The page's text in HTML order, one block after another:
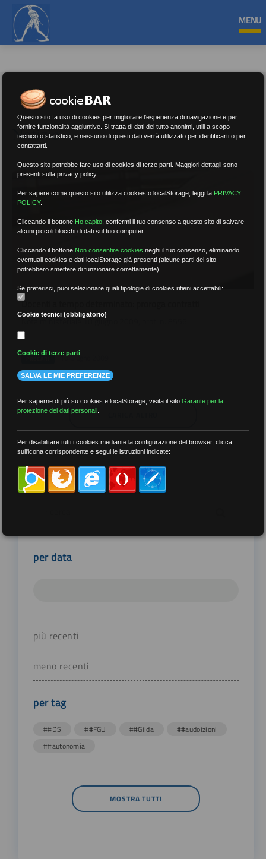
MENU
Notizie
Docenti a tempo determinato: proroga contratti
Nota ministeriale 10 giugno 2009, prot. n. 8556.
10 Giugno 2009
RICERCA
per data
più recenti
meno recenti
per tag
##DS ##FGU ##Gilda
##audoizioni
##autonomia
MOSTRA TUTTI
Questo sito fa uso di cookies per migliorare l'esperienza di navigazione e per
fornire funzionalità aggiuntive. Si tratta di dati del tutto anonimi, utili a scopo
tecnico o statistico, e nessuno di questi dati verrà utilizzato per identificarti o per
contattarti.
Questo sito potrebbe fare uso di cookies di terze parti. Maggiori dettagli sono
presenti sulla privacy policy.
Per sapere come questo sito utilizza cookies o localStorage, leggi la PRIVACY
POLICY.
Cliccando il bottone Ho capito ,confermi il tuo consenso a questo sito di salvare
alcuni piccoli blocchi di dati sul tuo computer.
Cliccando il bottone Non consentire cookies neghi il tuo consenso, eliminando
eventuali cookies e dati localStorage già presenti (alcune parti del sito
potrebbero smettere di funzionare correttamente).
Se preferisci, puoi selezionare quali tipologie di cookies ritieni accettabili:
Cookie tecnici (obbligatorio)
Cookie di terze parti
SALVA LE MIE PREFERENZE
Per saperne di più su cookies e localStorage, visita il sitoGarante per la
protezione dei dati personali
Per disabilitare tutti i cookies mediante la configurazione del browser, clicca
sull'icona corrispondente e segui le istruzioni indicate: